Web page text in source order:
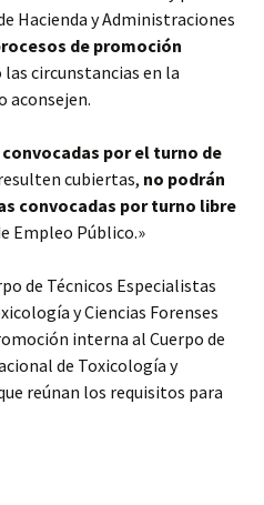
Hacienda y Administraciones
de promoción
las circunstancias en la
aconsejen.
por el turno de
cubiertas, no podrán
convocadas por turno libre
Empleo Público.»
de Técnicos Especialistas
y Ciencias Forenses
interna al Cuerpo de
de Toxicología y
reúnan los requisitos para